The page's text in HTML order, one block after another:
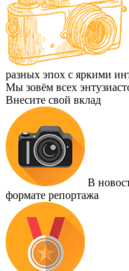
разных эпох с яркими
Мы зовём всех
Внесите свой вклад
В
формате репортажа